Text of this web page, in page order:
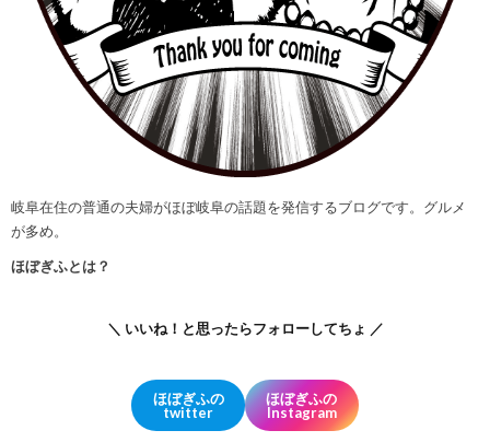
岐阜在住の普通の夫婦がほぼ岐阜の話題を発信するブログです。グルメ
が多め。
ほぼぎふとは？
＼ いいね！と思ったらフォローしてちょ ／
ほぼぎふの
twitter
ほぼぎふの
Instagram